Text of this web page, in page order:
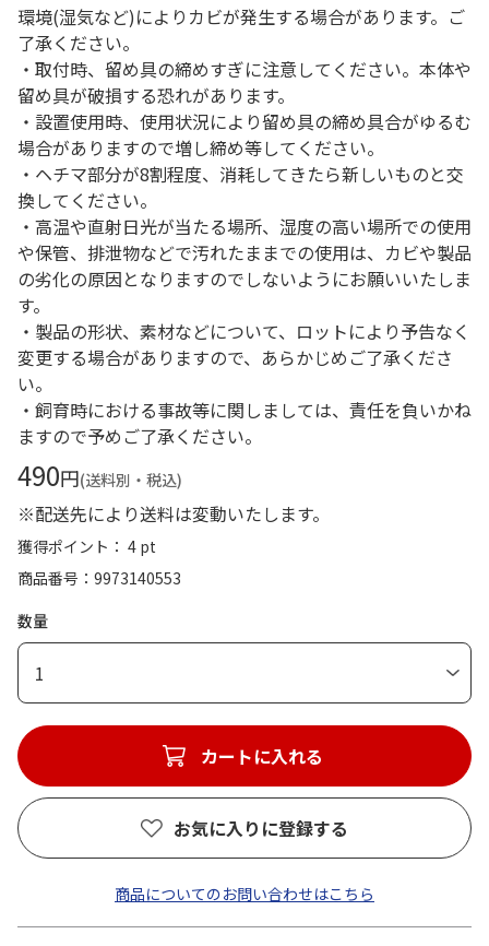
環境(湿気など)によりカビが発生する場合があります。ご
了承ください。
・取付時、留め具の締めすぎに注意してください。本体や
留め具が破損する恐れがあります。
・設置使用時、使用状況により留め具の締め具合がゆるむ
場合がありますので増し締め等してください。
・ヘチマ部分が8割程度、消耗してきたら新しいものと交
換してください。
・高温や直射日光が当たる場所、湿度の高い場所での使用
や保管、排泄物などで汚れたままでの使用は、カビや製品
の劣化の原因となりますのでしないようにお願いいたしま
す。
・製品の形状、素材などについて、ロットにより予告なく
変更する場合がありますので、あらかじめご了承くださ
い。
・飼育時における事故等に関しましては、責任を負いかね
ますので予めご了承ください。
490円(送料別・税込)
※配送先により送料は変動いたします。
獲得ポイント： 4 pt
商品番号
9973140553
数量
1
カートに入れる
お気に入りに登録する
商品についてのお問い合わせはこちら